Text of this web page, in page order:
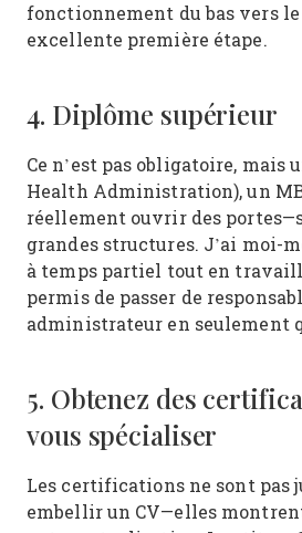
fonctionnement du bas vers
excellente première étape.
4. Diplôme supérieur
Ce n’est pas obligatoire, mais
Health Administration), un
réellement ouvrir des
grandes structures. J’ai moi-
à temps partiel tout en
permis de passer de
administrateur en seulement
5. Obtenez des
vous spécialiser
Les certifications ne sont pas
embellir un CV—elles